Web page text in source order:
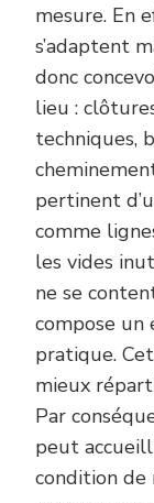
mesure. En
s’adaptent
donc
lieu :
techniques,
pertinent
comme
les vides
ne se
compose un
pratique.
mieux
Par
peut
condition de